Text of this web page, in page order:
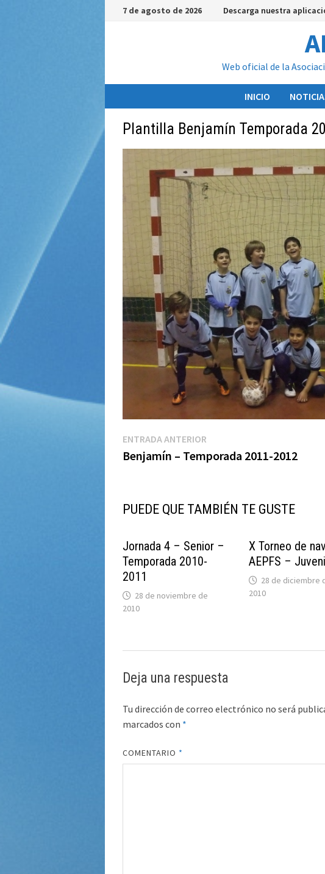
Saltar7 de agosto de 2026 Descarga nuestra
Web oficial de la
INICIO
Plantilla Benjamín Temporada
Navegación
de
ENTRADA ANTERIOREntrada
anterior:
Benjamín – Temporada 2011-2012
PUEDE QUE TAMBIÉN TE GUSTE
Jornada 4 – Senior –
Temporada 2010-
2011
28 de noviembre de
2010
X Torneo de
AEPFS –
28 de diciembre
2010
Deja una respuesta
Tu dirección de correo electrónico no será
marcados con *
COMENTARIO *